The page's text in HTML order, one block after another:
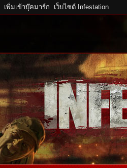
เพิ่มเข้าบุ๊คมาร์ก เว็บไซต์ Infestation